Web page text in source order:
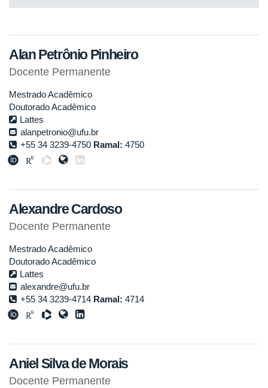
Alan Petrônio Pinheiro
Docente Permanente
Mestrado Acadêmico
Doutorado Acadêmico
Lattes
alanpetronio@ufu.br
+55 34 3239-4750 Ramal: 4750
Alexandre Cardoso
Docente Permanente
Mestrado Acadêmico
Doutorado Acadêmico
Lattes
alexandre@ufu.br
+55 34 3239-4714 Ramal: 4714
Aniel Silva de Morais
Docente Permanente